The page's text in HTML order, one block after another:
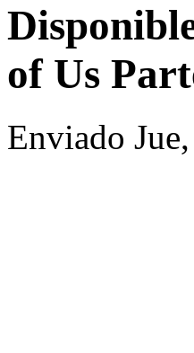
of Us
Enviado